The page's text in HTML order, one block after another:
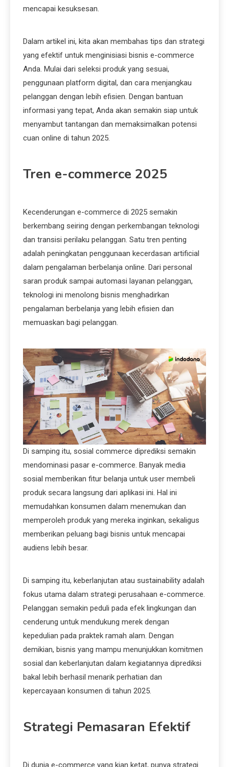
mencapai kesuksesan.
Dalam artikel ini, kita akan membahas tips dan strategi
yang efektif untuk menginisiasi bisnis e-commerce
Anda. Mulai dari seleksi produk yang sesuai,
penggunaan platform digital, dan cara menjangkau
pelanggan dengan lebih efisien. Dengan bantuan
informasi yang tepat, Anda akan semakin siap untuk
menyambut tantangan dan memaksimalkan potensi
cuan online di tahun 2025.
Tren e-commerce 2025
Kecenderungan e-commerce di 2025 semakin
berkembang seiring dengan perkembangan teknologi
dan transisi perilaku pelanggan. Satu tren penting
adalah peningkatan penggunaan kecerdasan artificial
dalam pengalaman berbelanja online. Dari personal
saran produk sampai automasi layanan pelanggan,
teknologi ini menolong bisnis menghadirkan
pengalaman berbelanja yang lebih efisien dan
memuaskan bagi pelanggan.
Di samping itu, sosial commerce diprediksi semakin
mendominasi pasar e-commerce. Banyak media
sosial memberikan fitur belanja untuk user membeli
produk secara langsung dari aplikasi ini. Hal ini
memudahkan konsumen dalam menemukan dan
memperoleh produk yang mereka inginkan, sekaligus
memberikan peluang bagi bisnis untuk mencapai
audiens lebih besar.
Di samping itu, keberlanjutan atau sustainability adalah
fokus utama dalam strategi perusahaan e-commerce.
Pelanggan semakin peduli pada efek lingkungan dan
cenderung untuk mendukung merek dengan
kepedulian pada praktek ramah alam. Dengan
demikian, bisnis yang mampu menunjukkan komitmen
sosial dan keberlanjutan dalam kegiatannya diprediksi
bakal lebih berhasil menarik perhatian dan
kepercayaan konsumen di tahun 2025.
Strategi Pemasaran Efektif
Di dunia e-commerce yang kian ketat, punya strategi